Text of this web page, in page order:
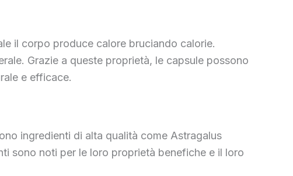
il corpo produce calore bruciando calorie.
Grazie a queste proprietà, le capsule possono
e efficace.
ingredienti di alta qualità come Astragalus
sono noti per le loro proprietà benefiche e il loro